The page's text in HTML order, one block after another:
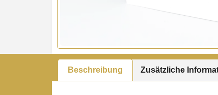
Beschreibung Zusätzliche